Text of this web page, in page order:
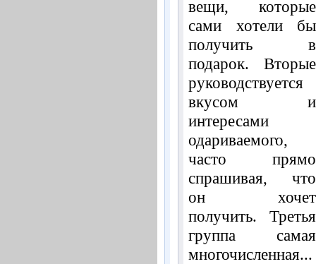
вещи, которые
сами хотели бы
получить в
подарок. Вторые
руководствуется
вкусом и
интересами
одариваемого,
часто прямо
спрашивая, что
он хочет
получить. Третья
группа самая
многочисленная...